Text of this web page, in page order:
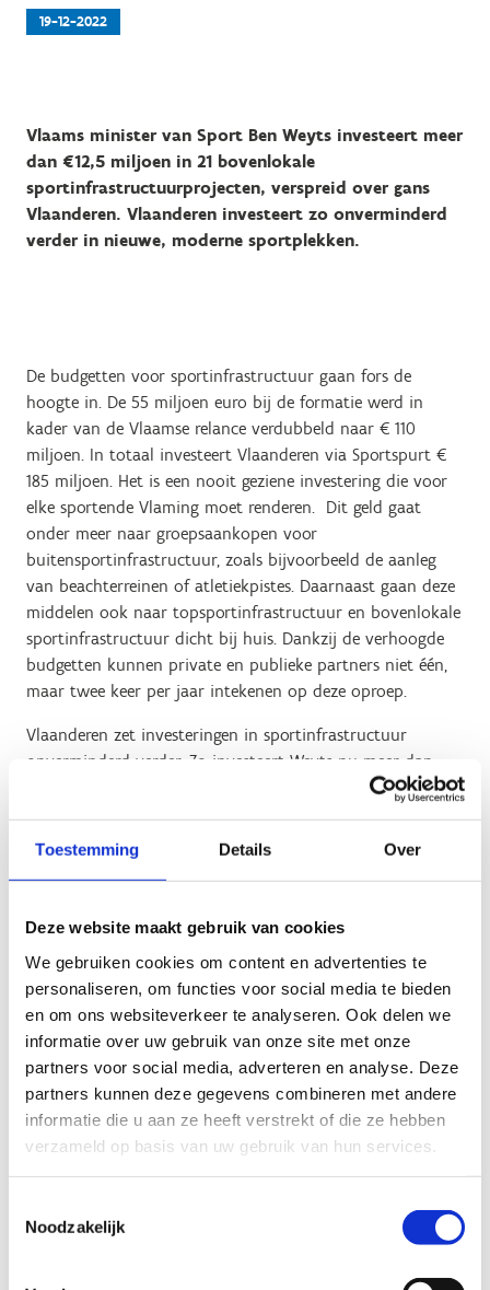
Toestemming Details Over
Deze website maakt gebruik van cookies
We gebruiken cookies om content en advertenties te
personaliseren, om functies voor social media te bieden
en om ons websiteverkeer te analyseren. Ook delen we
informatie over uw gebruik van onze site met onze
partners voor social media, adverteren en analyse. Deze
partners kunnen deze gegevens combineren met andere
informatie die u aan ze heeft verstrekt of die ze hebben
verzameld op basis van uw gebruik van hun services.
Noodzakelijk
19-12-2022
Vlaams minister van Sport Ben Weyts investeert meer
dan €12,5 miljoen in 21 bovenlokale
sportinfrastructuurprojecten, verspreid over gans
Vlaanderen. Vlaanderen investeert zo onverminderd
verder in nieuwe, moderne sportplekken.
De budgetten voor sportinfrastructuur gaan fors de
hoogte in. De 55 miljoen euro bij de formatie werd in
kader van de Vlaamse relance verdubbeld naar € 110
miljoen. In totaal investeert Vlaanderen via Sportspurt €
185 miljoen. Het is een nooit geziene investering die voor
elke sportende Vlaming moet renderen. Dit geld gaat
onder meer naar groepsaankopen voor
buitensportinfrastructuur, zoals bijvoorbeeld de aanleg
van beachterreinen of atletiekpistes. Daarnaast gaan deze
middelen ook naar topsportinfrastructuur en bovenlokale
sportinfrastructuur dicht bij huis. Dankzij de verhoogde
budgetten kunnen private en publieke partners niet één,
maar twee keer per jaar intekenen op deze oproep.
Vlaanderen zet investeringen in sportinfrastructuur
onverminderd verder. Zo investeert Weyts nu meer dan
€12,5 miljoen in 21 sportinfrastructuren verspreid over
geïnvesteerd op basis van een score die aan elke
projectaanvraag werd toegekend. Hierbij wordt onder
nieuwe sportinfrastructuur, hoeveel mensen de nieuwe
innovativiteit van het project. “Door fors te investeren in
moderne, bereikbare en toegankelijke sportcentra, willen
we zoveel als mogelijk Vlamingen triggeren om meer te
sporten en te bewegen”, aldus Vlaams Sportminister Ben
Weyts.
In de gemeente Opwijk wordt bijvoorbeeld geïnvesteerd in
een multi-sportinfrastructuurcomplex met onder andere
een indoor en outdoor Olympische indoorschietstand en
Zottegem wordt geïnvesteerd in het Stadionproject waar
men met verschillende partners onder andere een nieuwe
turnzaal, en de opwaardering van baseball-, rugby-, padel-